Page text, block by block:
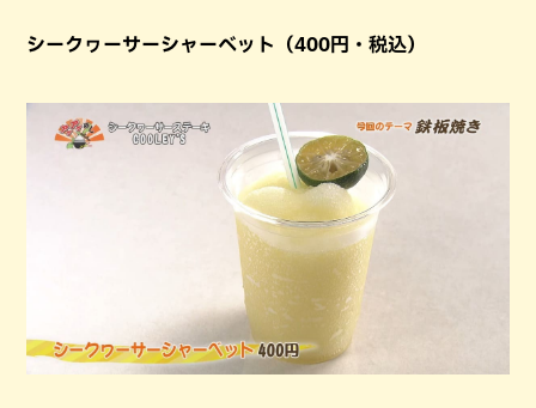
シークヮーサーシャーベット（400円・税込）